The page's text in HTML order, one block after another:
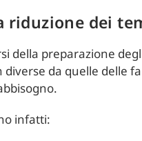
riduzione dei
della preparazione
da quelle delle
infatti: